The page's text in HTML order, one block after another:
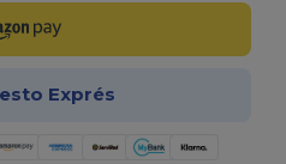
Exprés